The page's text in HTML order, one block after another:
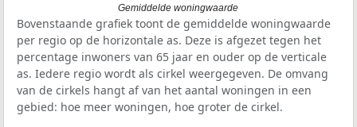
Gemiddelde woningwaarde
Bovenstaande grafiek toont de gemiddelde woningwaarde
per regio op de horizontale as. Deze is afgezet tegen het
percentage inwoners van 65 jaar en ouder op de verticale
as. Iedere regio wordt als cirkel weergegeven. De omvang
van de cirkels hangt af van het aantal woningen in een
gebied: hoe meer woningen, hoe groter de cirkel.